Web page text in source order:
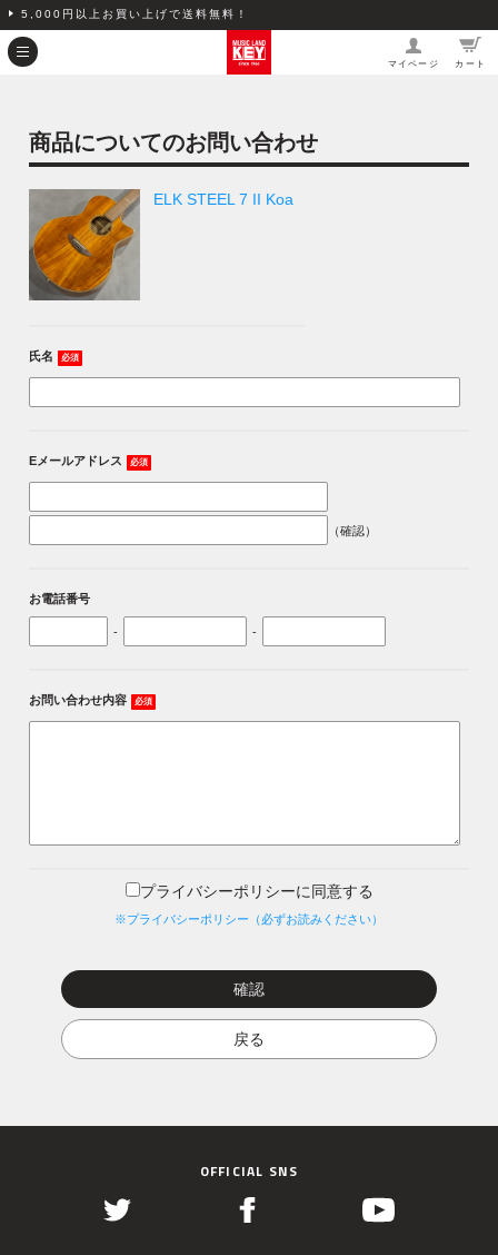
5,000円以上お買い上げで送料無料！
マイページ カート
商品についてのお問い合わせ
ELK STEEL 7 II Koa
氏名 必須
Eメールアドレス 必須
（確認）
お電話番号
- -
お問い合わせ内容 必須
プライバシーポリシーに同意する
※プライバシーポリシー（必ずお読みください）
OFFICIAL SNS